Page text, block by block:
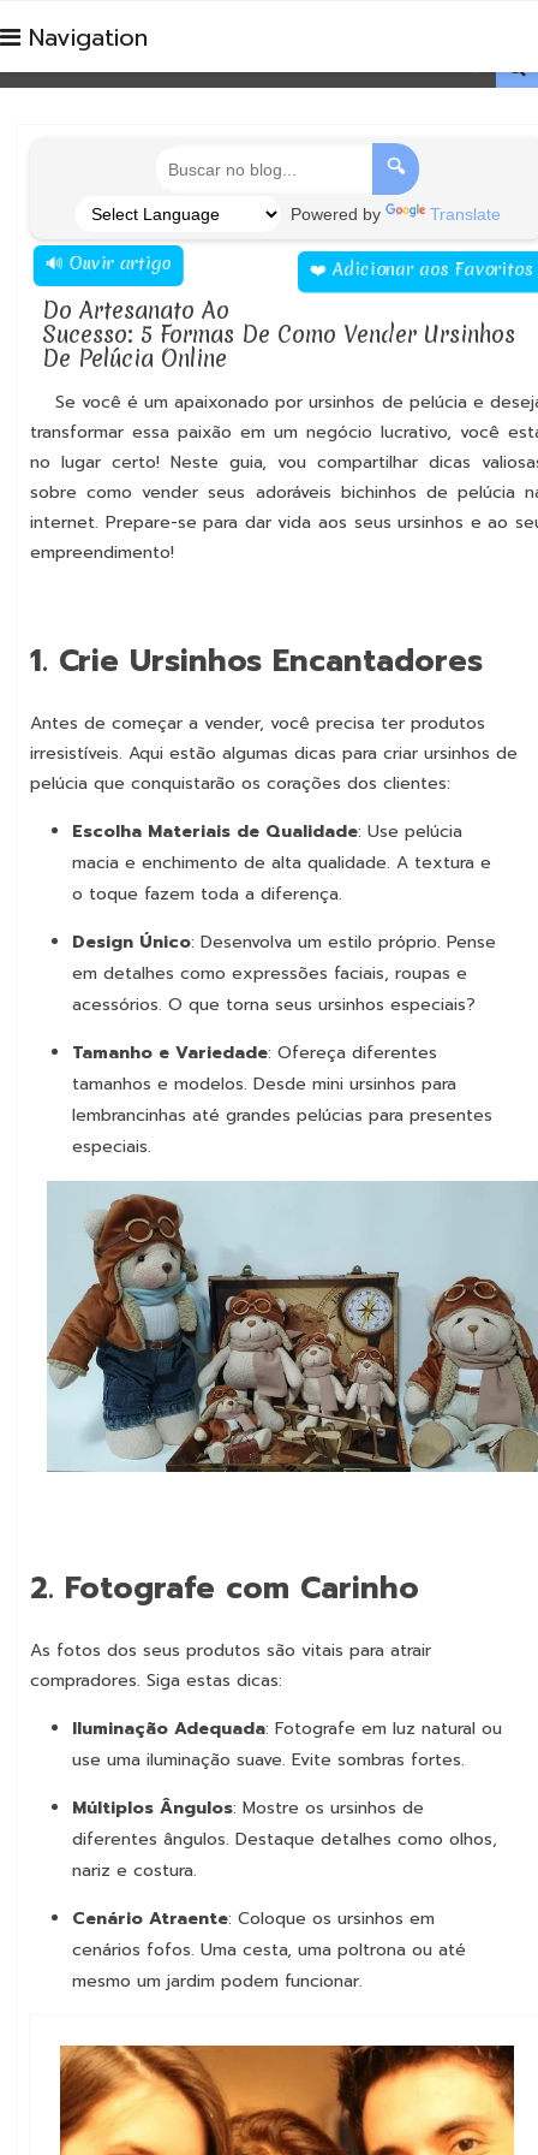

Navigation
🔍
Powered by Translate
🔊 Ouvir artigo ❤️ Adicionar aos
Do Artesanato Ao
Sucesso: 5 Formas De Como Vender Ursinhos
De Pelúcia Online
Se você é um apaixonado por ursinhos de pelúcia e
transformar essa paixão em um negócio lucrativo, você
no lugar certo! Neste guia, vou compartilhar dicas
sobre como vender seus adoráveis bichinhos de pelúcia
internet. Prepare-se para dar vida aos seus ursinhos e ao
empreendimento!
1. Crie Ursinhos Encantadores
Antes de começar a vender, você precisa ter produtos
irresistíveis. Aqui estão algumas dicas para criar ursinhos de
pelúcia que conquistarão os corações dos clientes:
Escolha Materiais de Qualidade: Use pelúcia
macia e enchimento de alta qualidade. A textura e
o toque fazem toda a diferença.
Design Único: Desenvolva um estilo próprio. Pense
em detalhes como expressões faciais, roupas e
acessórios. O que torna seus ursinhos especiais?
Tamanho e Variedade: Ofereça diferentes
tamanhos e modelos. Desde mini ursinhos para
lembrancinhas até grandes pelúcias para presentes
especiais.
2. Fotografe com Carinho
As fotos dos seus produtos são vitais para atrair
compradores. Siga estas dicas:
Iluminação Adequada: Fotografe em luz natural ou
use uma iluminação suave. Evite sombras fortes.
Múltiplos Ângulos: Mostre os ursinhos de
diferentes ângulos. Destaque detalhes como olhos,
nariz e costura.
Cenário Atraente: Coloque os ursinhos em
cenários fofos. Uma cesta, uma poltrona ou até
mesmo um jardim podem funcionar.
AULASDEBISCUIT